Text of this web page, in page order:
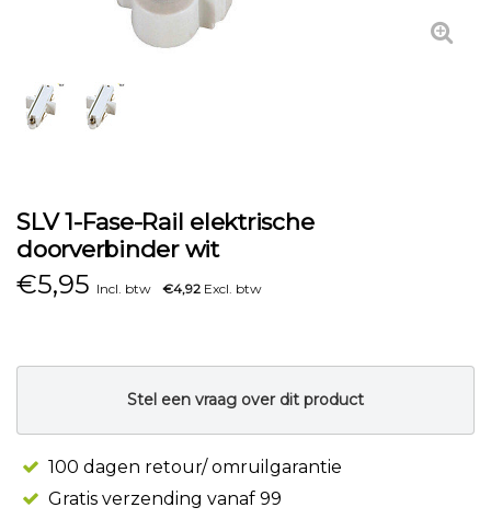
SLV 1-Fase-Rail elektrische
doorverbinder wit
€5,95 Incl. btw €4,92 Excl. btw
Stel een vraag over dit product
100 dagen retour/ omruilgarantie
Gratis verzending vanaf 99